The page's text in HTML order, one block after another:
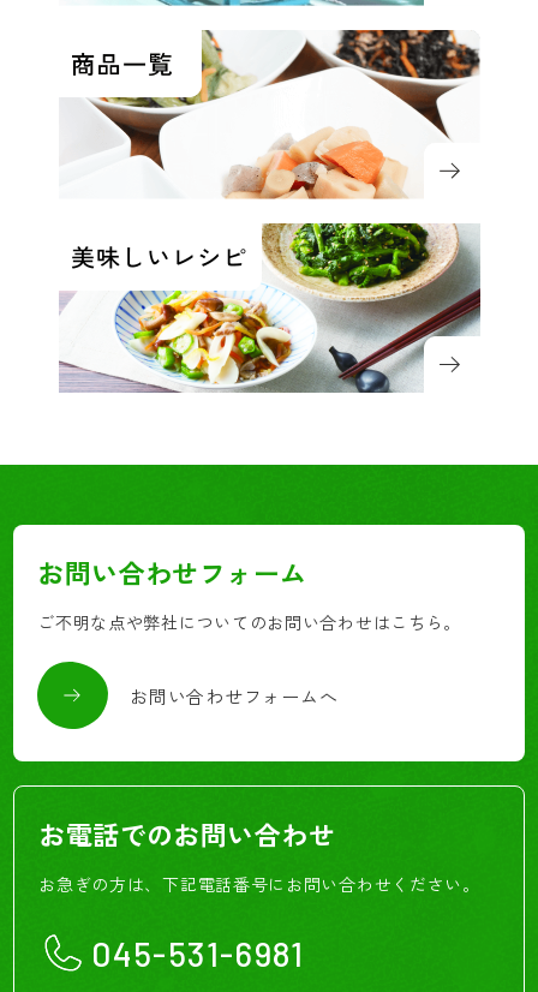
お問い合わせフォーム
ご不明な点や弊社についてのお問い合わせはこちら。
お問い合わせフォームへ
お電話でのお問い合わせ
お急ぎの方は、下記電話番号にお問い合わせください。
045-531-6981